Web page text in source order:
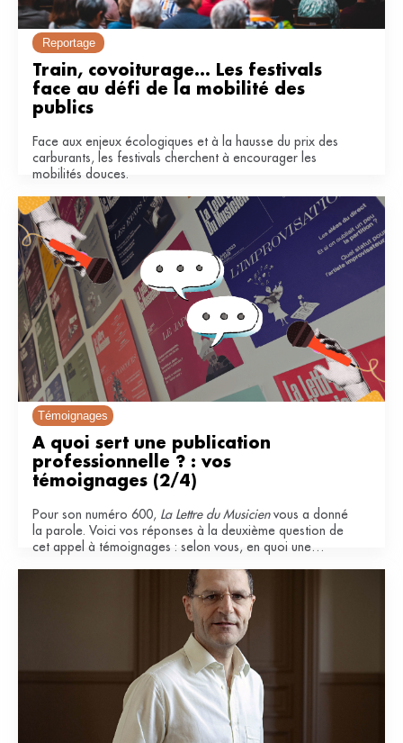
Reportage
Train, covoiturage... Les festivals
face au défi de la mobilité des
publics
Face aux enjeux écologiques et à la hausse du prix des
carburants, les festivals cherchent à encourager les
mobilités douces.
Témoignages
À quoi sert une publication
professionnelle ? : vos
témoignages (2/4)
Pour son numéro 600, La Lettre du Musicienvous a donné
la parole. Voici vos réponses à la deuxième question de
cet appel à témoignages : selon vous, en quoi une